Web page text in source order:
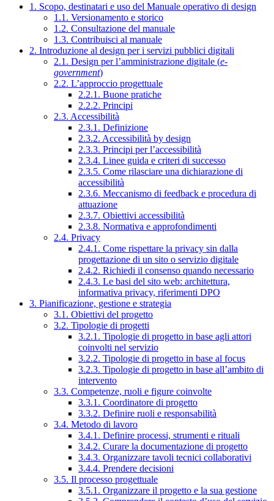
1. Scopo, destinatari e uso del Manuale operativo di design
1.1. Versionamento e storico
1.2. Consultazione del manuale
1.3. Contribuisci al manuale
2. Introduzione al design per i servizi pubblici digitali
2.1. Design per l’amministrazione digitale (e-
government)
2.2. L’approccio progettuale
2.2.1. Buone pratiche
2.2.2. Principi
2.3. Accessibilità
2.3.1. Definizione
2.3.2. Accessibilità by design
2.3.3. Principi per l’accessibilità
2.3.4. Linee guida e criteri di successo
2.3.5. Come rilasciare una dichiarazione di
accessibilità
2.3.6. Meccanismo di feedback e procedura di
attuazione
2.3.7. Obiettivi accessibilità
2.3.8. Normativa e approfondimenti
2.4. Privacy
2.4.1. Come rispettare la privacy sin dalla
progettazione di un sito o servizio digitale
2.4.2. Richiedi il consenso quando necessario
2.4.3. Le basi del sito web: architettura,
informativa privacy, riferimenti DPO
3. Pianificazione, gestione e strategia
3.1. Obiettivi del progetto
3.2. Tipologie di progetti
3.2.1. Tipologie di progetto in base agli attori
coinvolti nel servizio
3.2.2. Tipologie di progetto in base al focus
3.2.3. Tipologie di progetto in base all’ambito di
intervento
3.3. Competenze, ruoli e figure coinvolte
3.3.1. Coordinatore di progetto
3.3.2. Definire ruoli e responsabilità
3.4. Metodo di lavoro
3.4.1. Definire processi, strumenti e rituali
3.4.2. Curare la documentazione di progetto
3.4.3. Organizzare tavoli tecnici collaborativi
3.4.4. Prendere decisioni
3.5. Il processo progettuale
3.5.1. Organizzare il progetto e la sua gestione